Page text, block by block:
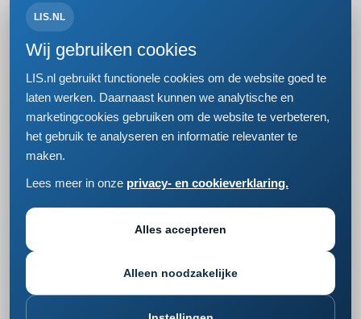
Volg ons op:
Bezoek- en postadres
Einsteinweg 61
2333 CC Leiden
+31 (0)71 5681168
Privacy- en cookieverklaring
Responsible disclosure
Cookie instellingen wijzigen
LIS.NL
Wij gebruiken cookies
LIS.nl gebruikt functionele cookies om de website goed te
laten werken. Daarnaast kunnen we analytische en
marketingcookies gebruiken om de website te verbeteren,
het gebruik te analyseren en informatie relevanter te
maken.
Lees meer in onze privacy- en cookieverklaring.
Alles accepteren
Alleen noodzakelijke